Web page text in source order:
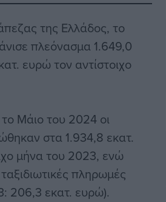
της Ελλάδος, το
πλεόνασμα 1.649,0
ευρώ τον αντίστοιχο
Μάιο του 2024 οι
στα 1.934,8 εκατ.
μήνα του 2023, ενώ
πληρωμές
206,3 εκατ. ευρώ).